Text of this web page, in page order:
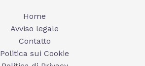
Home
Avviso legale
Contatto
Politica sui Cookie